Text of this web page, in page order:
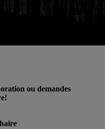
ou demandes